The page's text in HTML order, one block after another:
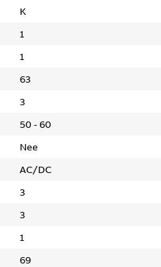
K
1
1
63
3
50 - 60
Nee
AC/DC
3
3
1
69